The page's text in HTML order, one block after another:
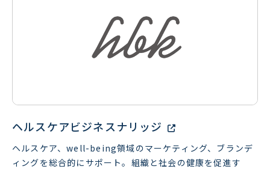
ヘルスケアビジネスナリッジ
ヘルスケア、well-being領域のマーケティング、ブランデ
ィングを総合的にサポート。組織と社会の健康を促進す